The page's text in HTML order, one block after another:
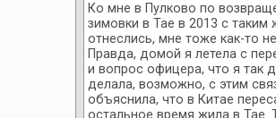
Ко мне в Пулково по
зимовки в Тае в 2013 с таким
отнеслись, мне тоже как-то
Правда, домой я летела с
и вопрос офицера, что я так
делала, возможно, с этим
объяснила, что в Китае